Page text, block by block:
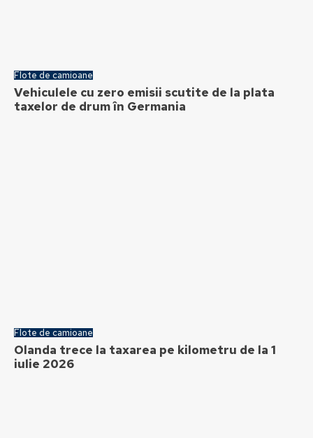
Flote de camioane
Vehiculele cu zero emisii scutite de la plata
taxelor de drum în Germania
Flote de camioane
Olanda trece la taxarea pe kilometru de la 1
iulie 2026